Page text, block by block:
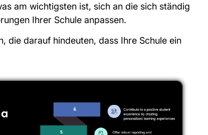
am wichtigsten ist, sich an die sich ständig
Ihrer Schule anpassen.
die darauf hindeuten, dass Ihre Schule ein